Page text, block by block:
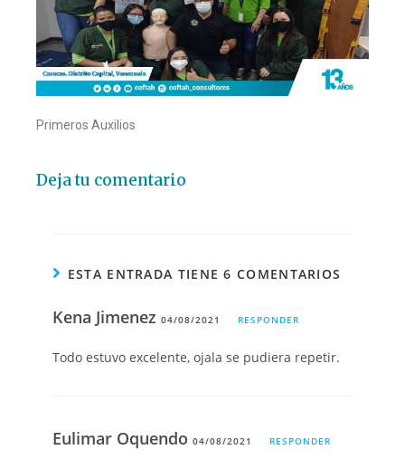
Primeros Auxilios
Deja tu comentario
ESTA ENTRADA TIENE 6 COMENTARIOS
Kena Jimenez04/08/2021 RESPONDER
Todo estuvo excelente, ojala se pudiera repetir.
Eulimar Oquendo04/08/2021 RESPONDER